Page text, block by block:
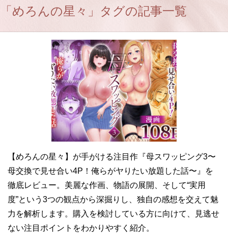
「めろんの星々」タグの記事一覧
【めろんの星々】が手がける注目作『母スワッピング3〜
母交換で見せ合い4P！俺らがヤりたい放題した話〜』を
徹底レビュー。美麗な作画、物語の展開、そして“実用
度”という3つの観点から深掘りし、独自の感想を交えて魅
力を解析します。購入を検討している方に向けて、見逃せ
ない注目ポイントをわかりやすく紹介。